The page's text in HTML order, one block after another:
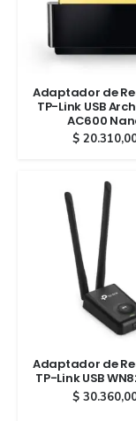
Adaptador de
TP-Link USB
AC600
$
Adaptador de
TP-Link USB
$